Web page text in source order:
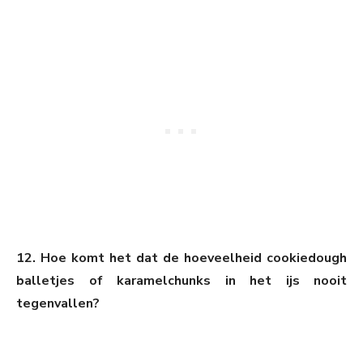
12. Hoe komt het dat de hoeveelheid cookiedough
balletjes of karamelchunks in het ijs nooit
tegenvallen?